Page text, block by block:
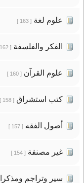
علوم لغة[ 163 ]
الفكر والفلسفة[ 162 ]
علوم القرآن[ 160 ]
كتب استشراق[ 158 ]
أصول الفقه[ 157 ]
غير مصنفة[ 154 ]
سير وتراجم